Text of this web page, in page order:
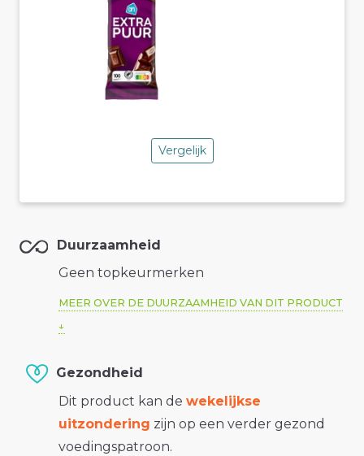
Vergelijk
Duurzaamheid
Geen topkeurmerken
MEER OVER DE DUURZAAMHEID VAN DIT PRODUCT
Gezondheid
Dit product kan de wekelijkse
uitzondering zijn op een verder gezond
voedingspatroon.